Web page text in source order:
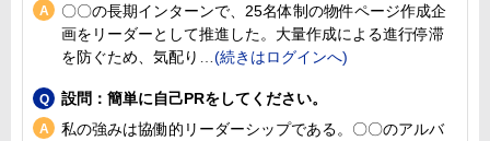
〇〇の長期インターンで、25名体制の物件ページ作成企
画をリーダーとして推進した。大量作成による進行停滞
を防ぐため、気配り
設問：簡単に自己PRをしてください。
私の強みは協働的リーダーシップである。〇〇のアルバ